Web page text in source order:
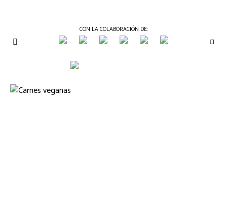
CON LA COLABORACIÓN DE:
Periódico